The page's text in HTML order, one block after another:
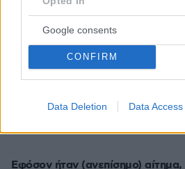
Google consents
CONFIRM
Data Deletion Data Access
παραπάνω ότι οι δεσποταδες
Ας πάει σε μια σύνοδο στην
πόσοι είναι. Θα ξαφνιαστεί.
πληρώνουν τίποτα απ' την τσέπη
ουτε ρευματα,ούτε αυτοκίνητα,
εκκλησιών της ενορίας τους.
Εφόσον ήταν (ανεπίσημο)